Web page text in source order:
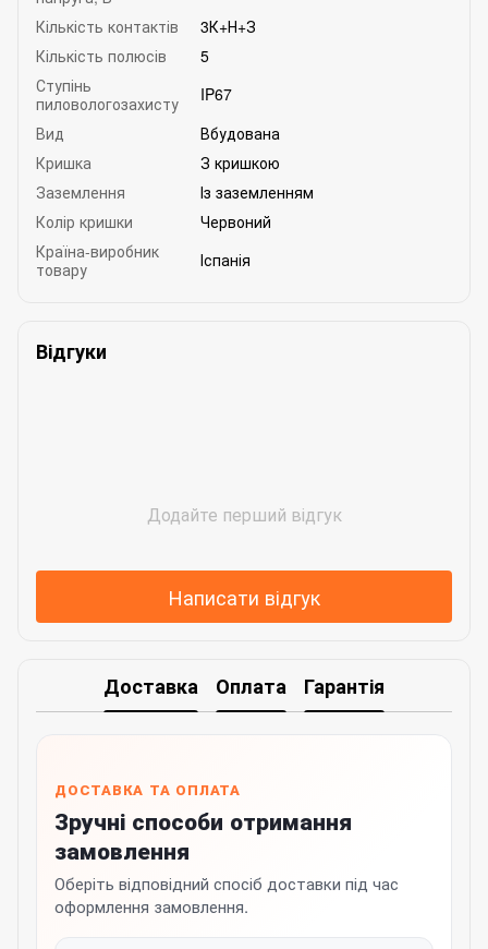
Кількість контактів
3К+Н+З
Кількість полюсів
5
Ступінь
пиловологозахисту
IP67
Вид
Вбудована
Кришка
З кришкою
Заземлення
Із заземленням
Колір кришки
Червоний
Країна-виробник
товару
Іспанія
Відгуки
Додайте перший відгук
Написати відгук
Доставка Оплата Гарантія
ДОСТАВКА ТА ОПЛАТА
Зручні способи отримання
замовлення
Оберіть відповідний спосіб доставки під час
оформлення замовлення.